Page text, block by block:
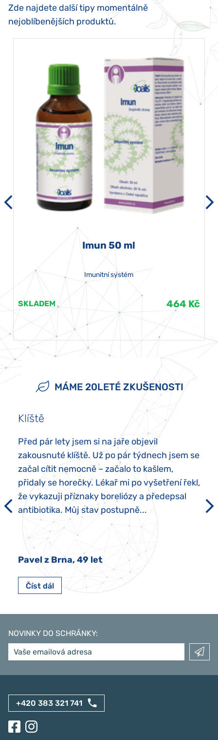
Zde najdete další tipy momentálně
nejoblíbenějších produktů.
Imun 50 ml
Imunitní systém
SKLADEM 464 Kč
MÁME 20LETÉ ZKUŠENOSTI
Klíště
Před pár lety jsem si na jaře objevil
zakousnuté klíště. Už po pár týdnech jsem se
začal cítit nemocně – začalo to kašlem,
přidaly se horečky. Lékař mi po vyšetření řekl,
že vykazuji příznaky boreliózy a předepsal
antibiotika. Můj stav postupně...
Pavel z Brna, 49 let
Číst dál
NOVINKY DO SCHRÁNKY:
+420 383 321 741